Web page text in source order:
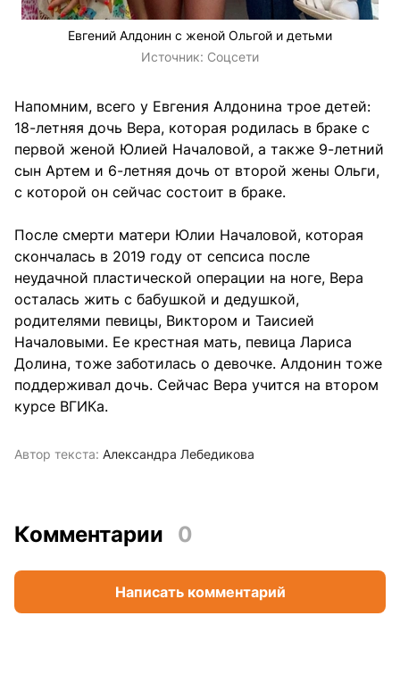
Евгений Алдонин с женой Ольгой и детьми
Источник: Соцсети
Напомним, всего у Евгения Алдонина трое детей:
18-летняя дочь Вера, которая родилась в браке с
первой женой Юлией Началовой, а также 9-летний
сын Артем и 6-летняя дочь от второй жены Ольги,
с которой он сейчас состоит в браке.
После смерти матери Юлии Началовой, которая
скончалась в 2019 году от сепсиса после
неудачной пластической операции на ноге, Вера
осталась жить с бабушкой и дедушкой,
родителями певицы, Виктором и Таисией
Началовыми. Ее крестная мать, певица Лариса
Долина, тоже заботилась о девочке. Алдонин тоже
поддерживал дочь. Сейчас Вера учится на втором
курсе ВГИКа.
Автор текста: Александра Лебедикова
Комментарии 0
Написать комментарий